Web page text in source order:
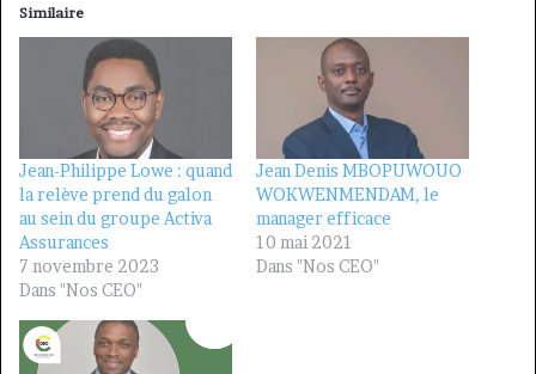
Similaire
Jean-Philippe Lowe : quand
la relève prend du galon
au sein du groupe Activa
Assurances
7 novembre 2023
Dans "Nos CEO"
Jean Denis MBOPUWOUO
WOKWENMENDAM, le
manager efficace
10 mai 2021
Dans "Nos CEO"